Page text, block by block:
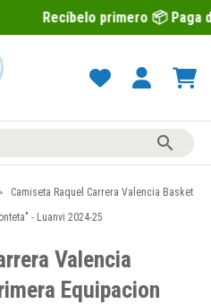
primero 📦 Paga después con

Camiseta Raquel Carrera Valencia Basket
- Luanvi 2024-25
Valencia
Equipacion